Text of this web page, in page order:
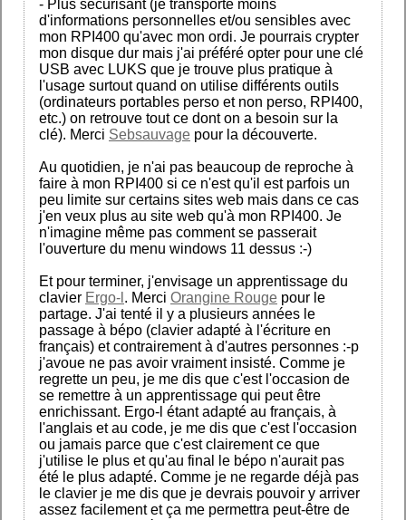
- Plus sécurisant (je transporte moins
d'informations personnelles et/ou sensibles avec
mon RPI400 qu'avec mon ordi. Je pourrais crypter
mon disque dur mais j'ai préféré opter pour une clé
USB avec LUKS que je trouve plus pratique à
l'usage surtout quand on utilise différents outils
(ordinateurs portables perso et non perso, RPI400,
etc.) on retrouve tout ce dont on a besoin sur la
clé). Merci Sebsauvage pour la découverte.
Au quotidien, je n'ai pas beaucoup de reproche à
faire à mon RPI400 si ce n'est qu'il est parfois un
peu limite sur certains sites web mais dans ce cas
j'en veux plus au site web qu'à mon RPI400. Je
n'imagine même pas comment se passerait
l'ouverture du menu windows 11 dessus :-)
Et pour terminer, j'envisage un apprentissage du
clavier Ergo-l . Merci Orangine Rouge pour le
partage. J'ai tenté il y a plusieurs années le
passage à bépo (clavier adapté à l'écriture en
français) et contrairement à d'autres personnes :-p
j'avoue ne pas avoir vraiment insisté. Comme je
regrette un peu, je me dis que c'est l'occasion de
se remettre à un apprentissage qui peut être
enrichissant. Ergo-l étant adapté au français, à
l'anglais et au code, je me dis que c'est l'occasion
ou jamais parce que c'est clairement ce que
j'utilise le plus et qu'au final le bépo n'aurait pas
été le plus adapté. Comme je ne regarde déjà pas
le clavier je me dis que je devrais pouvoir y arriver
assez facilement et ça me permettra peut-être de